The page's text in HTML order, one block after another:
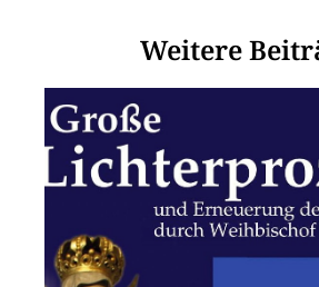
Weitere